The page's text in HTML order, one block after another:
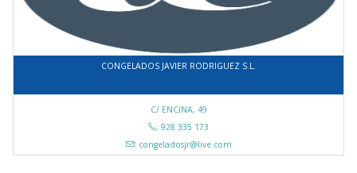
CONGELADOS JAVIER RODRIGUEZ S.L.
C/ ENCINA, 49
: 928 335 173
: congeladosjr@live.com